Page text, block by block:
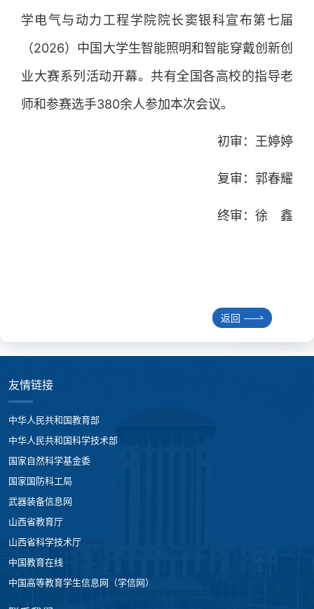
学电气与动力工程学院院长窦银科宣布第七届
（2026）中国大学生智能照明和智能穿戴创新创
业大赛系列活动开幕。共有全国各高校的指导老
师和参赛选手380余人参加本次会议。
初审：王婷婷
复审：郭春耀
终审：徐 鑫
返回
友情链接
中华人民共和国教育部
中华人民共和国科学技术部
国家自然科学基金委
国家国防科工局
武器装备信息网
山西省教育厅
山西省科学技术厅
中国教育在线
中国高等教育学生信息网（学信网）